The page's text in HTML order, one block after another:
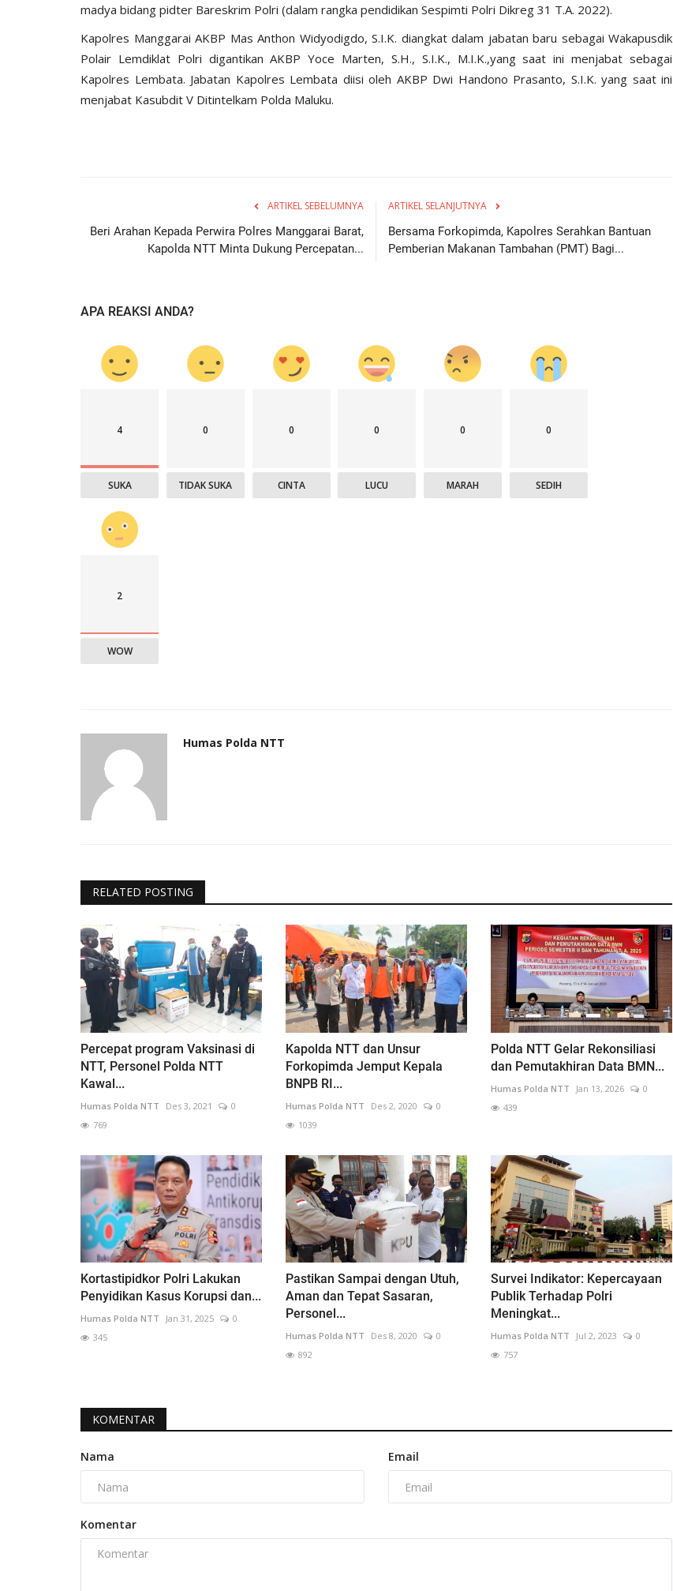
madya bidang pidter Bareskrim Polri (dalam rangka pendidikan Sespimti Polri Dikreg 31 T.A. 2022).
Kapolres Manggarai AKBP Mas Anthon Widyodigdo, S.I.K. diangkat dalam jabatan baru sebagai Wakapusdik
Polair Lemdiklat Polri digantikan AKBP Yoce Marten, S.H., S.I.K., M.I.K.,yang saat ini menjabat sebagai
Kapolres Lembata. Jabatan Kapolres Lembata diisi oleh AKBP Dwi Handono Prasanto, S.I.K. yang saat ini
menjabat Kasubdit V Ditintelkam Polda Maluku.
ARTIKEL SEBELUMNYA
Beri Arahan Kepada Perwira Polres Manggarai Barat,
Kapolda NTT Minta Dukung Percepatan...
ARTIKEL SELANJUTNYA
Bersama Forkopimda, Kapolres Serahkan Bantuan
Pemberian Makanan Tambahan (PMT) Bagi...
APA REAKSI ANDA?
4
SUKA
0
TIDAK SUKA
0
CINTA
0
LUCU
0
MARAH
0
SEDIH
2
WOW
Humas Polda NTT
RELATED POSTING
Percepat program Vaksinasi di
NTT, Personel Polda NTT
Kawal...
Humas Polda NTT Des 3, 2021
0
769
Kapolda NTT dan Unsur
Forkopimda Jemput Kepala
BNPB RI...
Humas Polda NTT Des 2, 2020
0
1039
Polda NTT Gelar Rekonsiliasi
dan Pemutakhiran Data BMN...
Humas Polda NTT Jan 13, 2026
0
439
Kortastipidkor Polri Lakukan
Penyidikan Kasus Korupsi dan...
Humas Polda NTT Jan 31, 2025
0
345
Pastikan Sampai dengan Utuh,
Aman dan Tepat Sasaran,
Personel...
Humas Polda NTT Des 8, 2020
0
892
Survei Indikator: Kepercayaan
Publik Terhadap Polri
Meningkat...
Humas Polda NTT Jul 2, 2023
0
757
KOMENTAR
Nama Email
Komentar